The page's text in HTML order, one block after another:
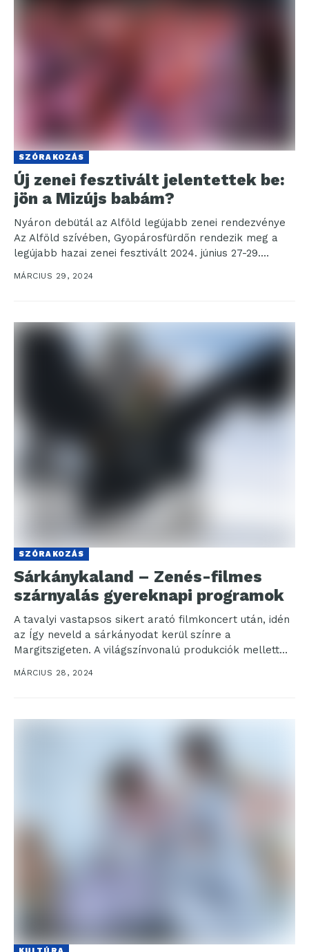
SZÓRAKOZÁS
Új zenei fesztivált jelentettek be:
jön a Mizújs babám?
Nyáron debütál az Alföld legújabb zenei rendezvénye
Az Alföld szívében, Gyopárosfürdőn rendezik meg a
legújabb hazai zenei fesztivált 2024. június 27-29.
között. A...
MÁRCIUS 29, 2024
SZÓRAKOZÁS
Sárkánykaland – Zenés-filmes
szárnyalás gyereknapi programok
A tavalyi vastapsos sikert arató filmkoncert után, idén
az Így neveld a sárkányodat kerül színre a
Margitszigeten. A világszínvonalú produkciók mellett
idén sem...
MÁRCIUS 28, 2024